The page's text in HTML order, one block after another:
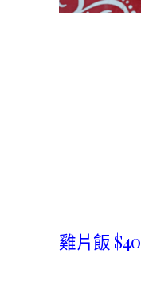
雞片飯 $40